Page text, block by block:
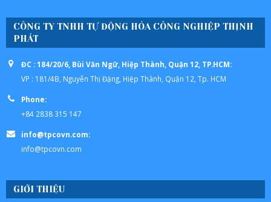
CÔNG TY TNHH TỰ ĐỘNG HÓA CÔNG NGHIỆP THỊNH
PHÁT
ĐC : 184/20/6, Bùi Văn Ngữ, Hiệp Thành, Quận 12, TP.HCM:
VP : 181/4B, Nguyễn Thị Đặng, Hiệp Thành, Quận 12, Tp. HCM
Phone:
+84 2838 315 147
info@tpcovn.com:
info@tpcovn.com
GIỚI THIỆU